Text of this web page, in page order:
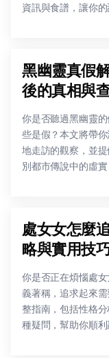
資訊與食譜，讓你的
黑幽靈真假
後的真相與
你是否聽過黑幽靈
些是假？本文將帶
地走訪的觀察，並
別都市傳說中的虛
處女女怎麼
略與實用技
你是否正在煩惱處
義著稱，追求起來
整指南，包括性格
種疑問，幫助你順利